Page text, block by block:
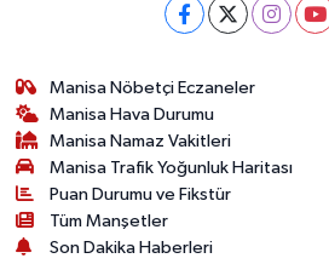
Manisa Nöbetçi Eczaneler
Manisa Hava Durumu
Manisa Namaz Vakitleri
Manisa Trafik Yoğunluk Haritası
Puan Durumu ve Fikstür
Tüm Manşetler
Son Dakika Haberleri